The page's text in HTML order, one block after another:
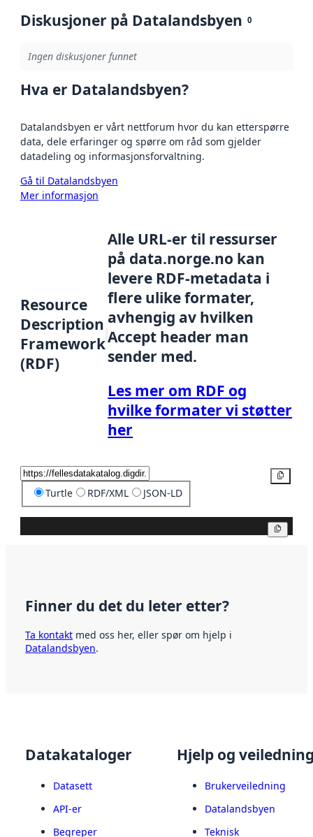
Diskusjoner på Datalandsbyen 0
Ingen diskusjoner funnet
Hva er Datalandsbyen?
Datalandsbyen er vårt nettforum hvor du kan etterspørre
data, dele erfaringer og spørre om råd som gjelder
datadeling og informasjonsforvaltning.
Gå til Datalandsbyen
Mer informasjon
Resource
Description
Framework
(RDF)
Alle URL-er til ressurser
på data.norge.no kan
levere RDF-metadata i
flere ulike formater,
avhengig av hvilken
Accept header man
sender med.
Les mer om RDF og
hvilke formater vi støtter
her
Turtle RDF/XML JSON-LD
Finner du det du leter etter?
Ta kontakt med oss her, eller spør om hjelp i
Datalandsbyen.
Datakataloger
Datasett
API-er
Begreper
Hjelp og
Brukerveiledning
Datalandsbyen
Teknisk